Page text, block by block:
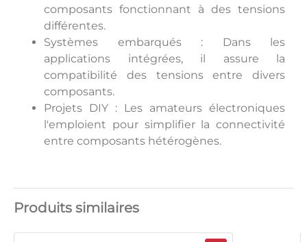
composants fonctionnant à des tensions
différentes.
Systèmes embarqués : Dans les
applications intégrées, il assure la
compatibilité des tensions entre divers
composants.
Projets DIY : Les amateurs électroniques
l'emploient pour simplifier la connectivité
entre composants hétérogènes.
Produits similaires